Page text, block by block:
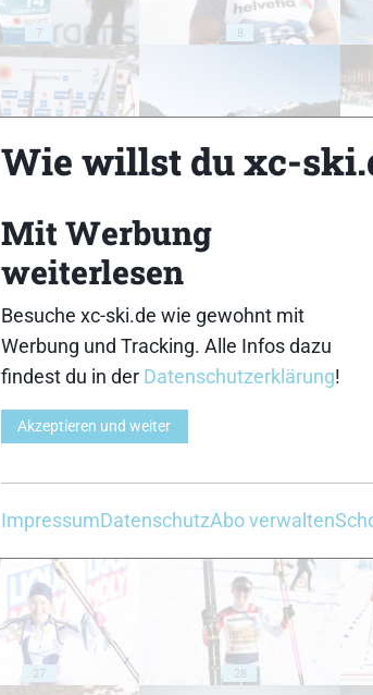
7 8
17 18
27 28
Wie willst du xc-
Mit Werbung
weiterlesen
Besuche xc-ski.de wie gewohnt mit
Werbung und Tracking. Alle Infos dazu
findest du in der Datenschutzerklärung!
Akzeptieren und weiter
ImpressumDatenschutzAbo verwalten